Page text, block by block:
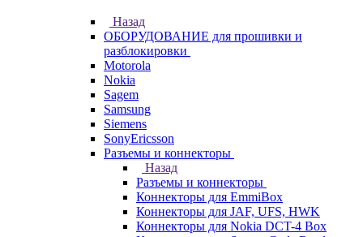
Назад
ОБОРУДОВАНИЕ для прошивки и
разблокировки
Motorola
Nokia
Sagem
Samsung
Siemens
SonyEricsson
Разъемы и коннекторы
Назад
Разъемы и коннекторы
Коннекторы для EmmiBox
Коннекторы для JAF, UFS, HWK
Коннекторы для Nokia DCT-4 Box